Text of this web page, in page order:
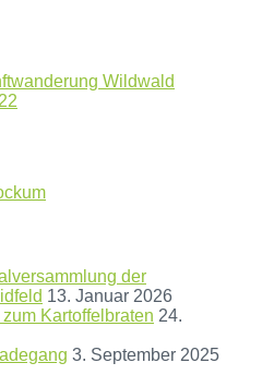
Wildwald
der
13. Januar 2026
Kartoffelbraten 24.
3. September 2025